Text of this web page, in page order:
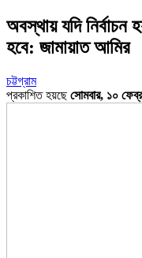
অবস্থায় যদি নির্বাচন
হবে: জামায়াত আমির
চট্টগ্রাম
প্রকাশিত হয়ছেসোমবার, ১০